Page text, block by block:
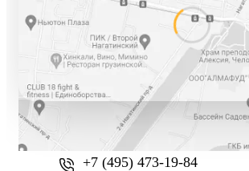
+7 (800) 777-61-74
+7 (495) 473-19-84